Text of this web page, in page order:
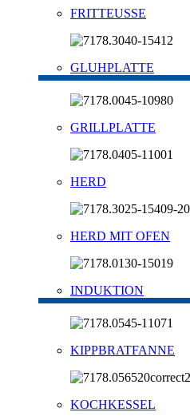
FRITTEUSSE
GLUHPLATTE
GRILLPLATTE
HERD
HERD MIT OFEN
INDUKTION
KIPPBRATFANNE
KOCHKESSEL